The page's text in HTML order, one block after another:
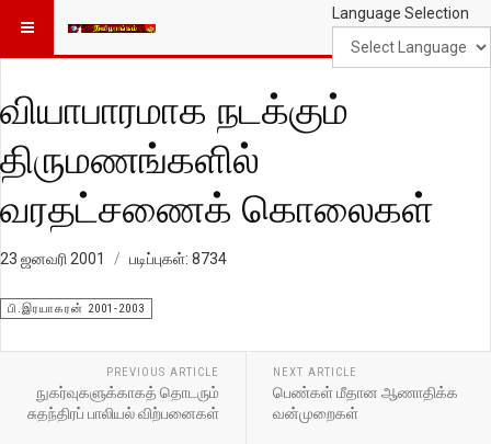
Language Selection
வியாபாரமாக நடக்கும்
திருமணங்களில்
வரதட்சணைக் கொலைகள்
23 ஜனவரி 2001 படிப்புகள்: 8734
பி.இரயாகரன் 2001-2003
PREVIOUS ARTICLE
நுகர்வுகளுக்காகத் தொடரும்
சுதந்திரப் பாலியல் விற்பனைகள்
NEXT ARTICLE
பெண்கள் மீதான ஆணாதிக்க
வன்முறைகள்